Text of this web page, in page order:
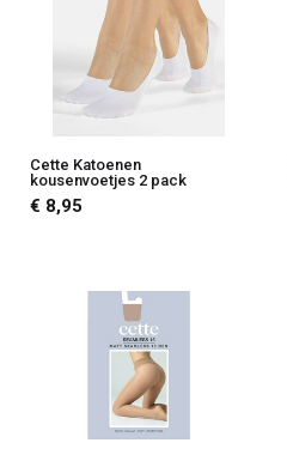
Cette Katoenen
kousenvoetjes 2 pack
€ 8,95